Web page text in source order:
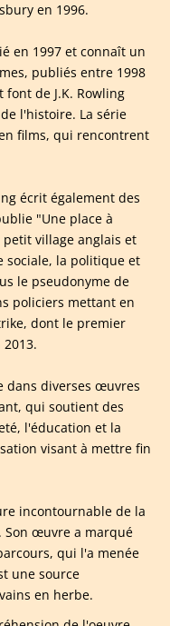
en 1996.
en 1997 et connaît un
publiés entre 1998
de J.K. Rowling
l'histoire. La série
films, qui rencontrent
écrit également des
"Une place à
village anglais et
sociale, la politique et
le pseudonyme de
policiers mettant en
dont le premier
dans diverses œuvres
qui soutient des
l'éducation et la
visant à mettre fin
incontournable de la
œuvre a marqué
qui l'a menée
une source
en herbe.